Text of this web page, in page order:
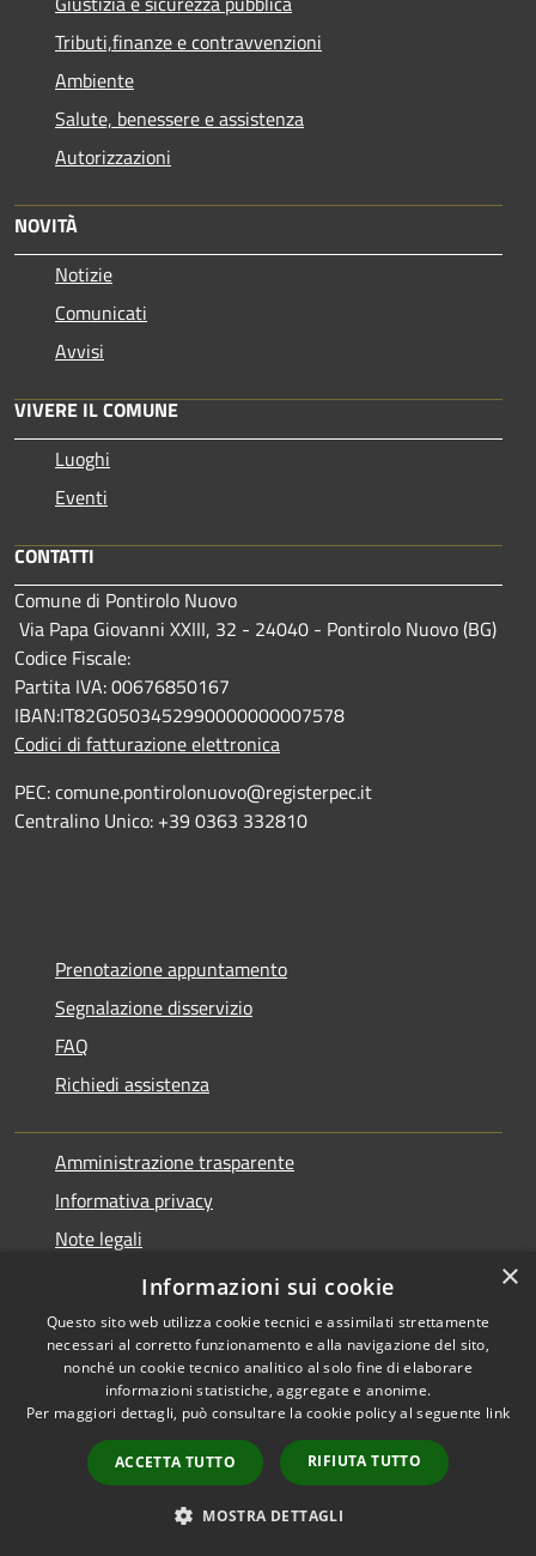
Tributi,finanze e contravvenzioni
Ambiente
Salute, benessere e assistenza
Autorizzazioni
NOVITÀ
Notizie
Comunicati
Avvisi
VIVERE IL COMUNE
Luoghi
Eventi
CONTATTI
Comune di Pontirolo Nuovo
Via Papa Giovanni XXIII, 32 - 24040 - Pontirolo Nuovo (BG)
Codice Fiscale:
Partita IVA: 00676850167
IBAN:IT82G0503452990000000007578
Codici di fatturazione elettronica
PEC: comune.pontirolonuovo@registerpec.it
Centralino Unico: +39 0363 332810
Prenotazione appuntamento
Segnalazione disservizio
FAQ
Richiedi assistenza
Amministrazione trasparente
Informativa privacy
Note legali
Dichiarazione di accessibilità
Accessibilità
Copyright © 2026 • Comune di
Pontirolo Nuovo • Powered by
Municipium•
Accesso
redazione
×
Informazioni sui cookie
Questo sito web utilizza cookie tecnici e assimilati strettamente
necessari al corretto funzionamento e alla navigazione del sito,
nonché un cookie tecnico analitico al solo fine di elaborare
informazioni statistiche, aggregate e anonime.
Per maggiori dettagli, può consultare la cookie policy al seguente link
ACCETTA TUTTO RIFIUTA TUTTO
MOSTRA DETTAGLI